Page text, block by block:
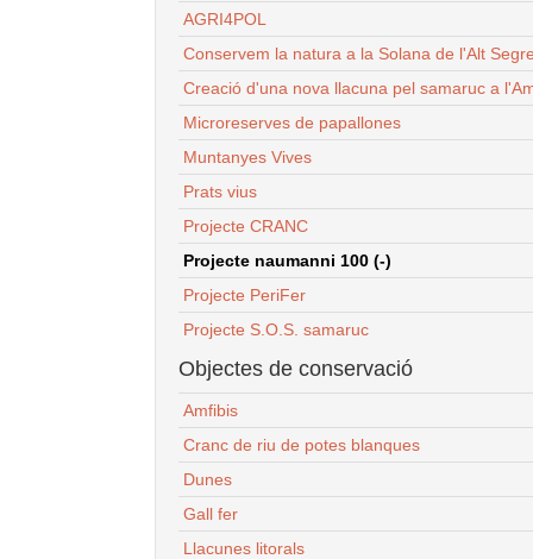
AGRI4POL
Conservem la natura a la Solana de l'Alt
Creació d'una nova llacuna pel samaruc a
Microreserves de papallones
Muntanyes Vives
Prats vius
Projecte CRANC
Projecte naumanni 100 (-)
Projecte PeriFer
Projecte S.O.S. samaruc
Objectes de conservació
Amfibis
Cranc de riu de potes blanques
Dunes
Gall fer
Llacunes litorals